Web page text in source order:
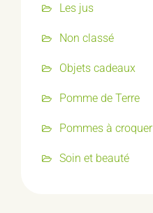
Les jus
Non classé
Objets cadeaux
Pomme de Terre
Pommes à croquer
Soin et beauté